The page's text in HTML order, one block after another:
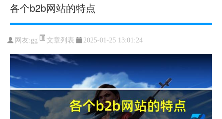
各个b2b网站的特点
网友:gg 文章列表 2025-01-25 13:01:24